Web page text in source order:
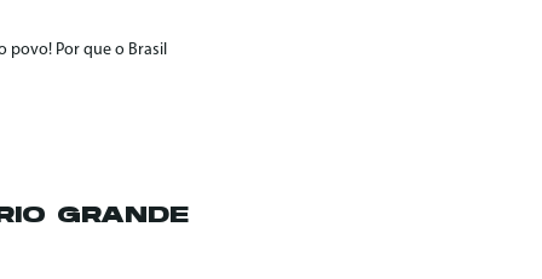
povo! Por que o Brasil
GRANDE